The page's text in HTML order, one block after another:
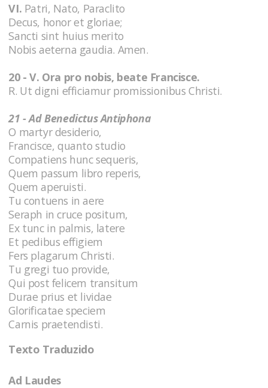
VI. Patri, Nato, Paraclito
Decus, honor et gloriae;
Sancti sint huius merito
Nobis aeterna gaudia. Amen.
20 - V. Ora pro nobis, beate Francisce.
R. Ut digni efficiamur promissionibus Christi.
21 - Ad Benedictus Antiphona
O martyr desiderio,
Francisce, quanto studio
Compatiens hunc sequeris,
Quem passum libro reperis,
Quem aperuisti.
Tu contuens in aere
Seraph in cruce positum,
Ex tunc in palmis, latere
Et pedibus effigiem
Fers plagarum Christi.
Tu gregi tuo provide,
Qui post felicem transitum
Durae prius et lividae
Glorificatae speciem
Carnis praetendisti.
Texto Traduzido
Ad Laudes